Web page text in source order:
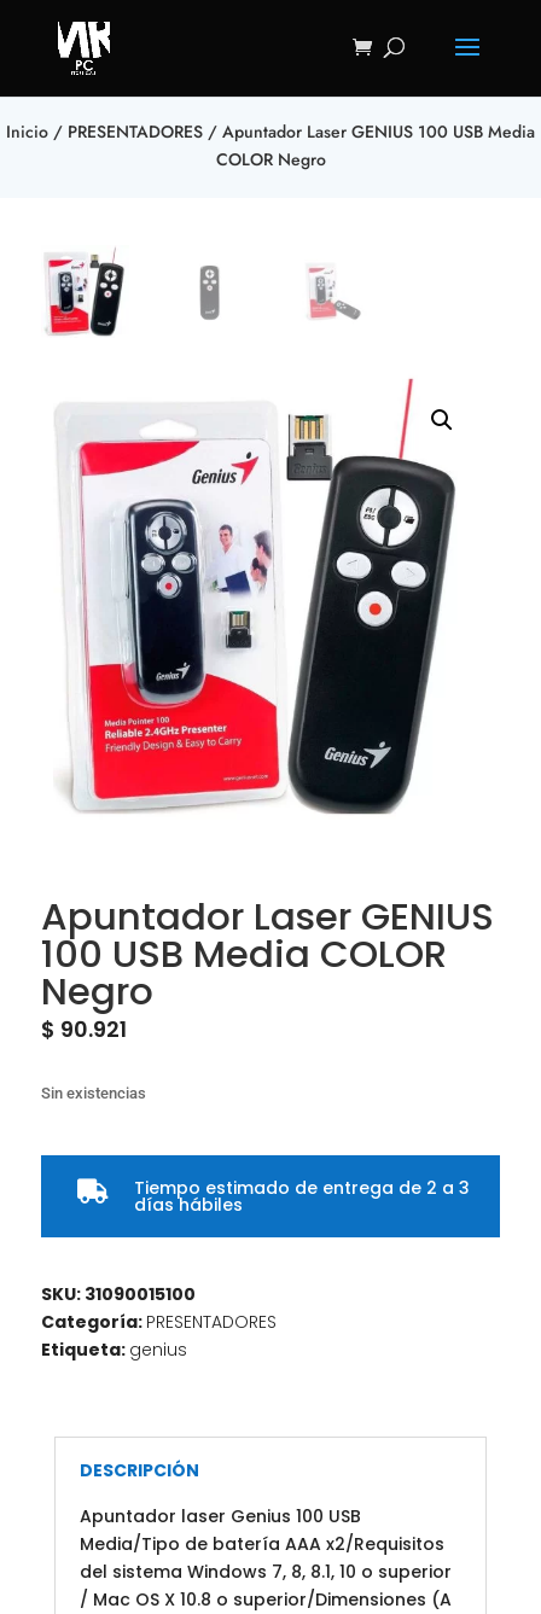
Inicio / PRESENTADORES / Apuntador Laser GENIUS 100 USB Media
COLOR Negro
Apuntador Laser GENIUS
100 USB Media COLOR
Negro
$ 90.921
Sin existencias
 Tiempo estimado de entrega de 2 a 3
días hábiles
SKU: 31090015100
Categoría: PRESENTADORES
Etiqueta: genius
DESCRIPCIÓN
Apuntador laser Genius 100 USB
Media/Tipo de batería AAA x2/Requisitos
del sistema Windows 7, 8, 8.1, 10 o superior
/ Mac OS X 10.8 o superior/Dimensiones (A